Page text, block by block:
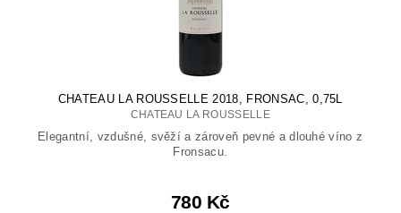
CHATEAU LA ROUSSELLE 2018, FRONSAC, 0,75L
CHATEAU LA ROUSSELLE
Elegantní, vzdušné, svěží a zároveň pevné a dlouhé víno z
Fronsacu.
780 Kč